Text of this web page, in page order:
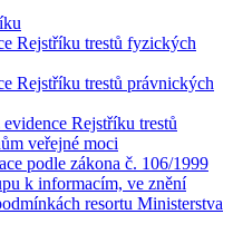
Rejstříku trestů fyzických
Rejstříku trestů právnických
Rejstříku trestů
veřejné moci
podle zákona č. 106/1999
k informacím, ve znění
resortu Ministerstva